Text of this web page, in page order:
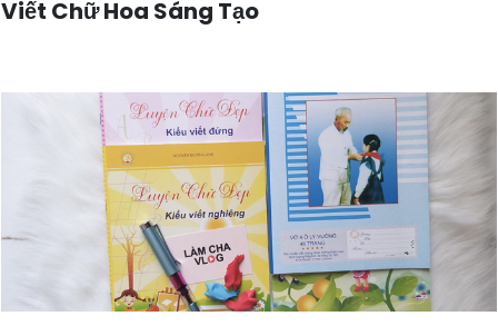
Viết Chữ Hoa Sáng Tạo